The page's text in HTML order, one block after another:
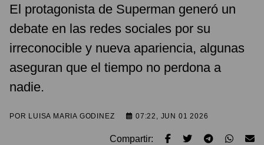
El protagonista de Superman generó un
debate en las redes sociales por su
irreconocible y nueva apariencia, algunas
aseguran que el tiempo no perdona a
nadie.
POR LUISA MARIA GODINEZ 07:22, JUN 01 2026
Compartir: